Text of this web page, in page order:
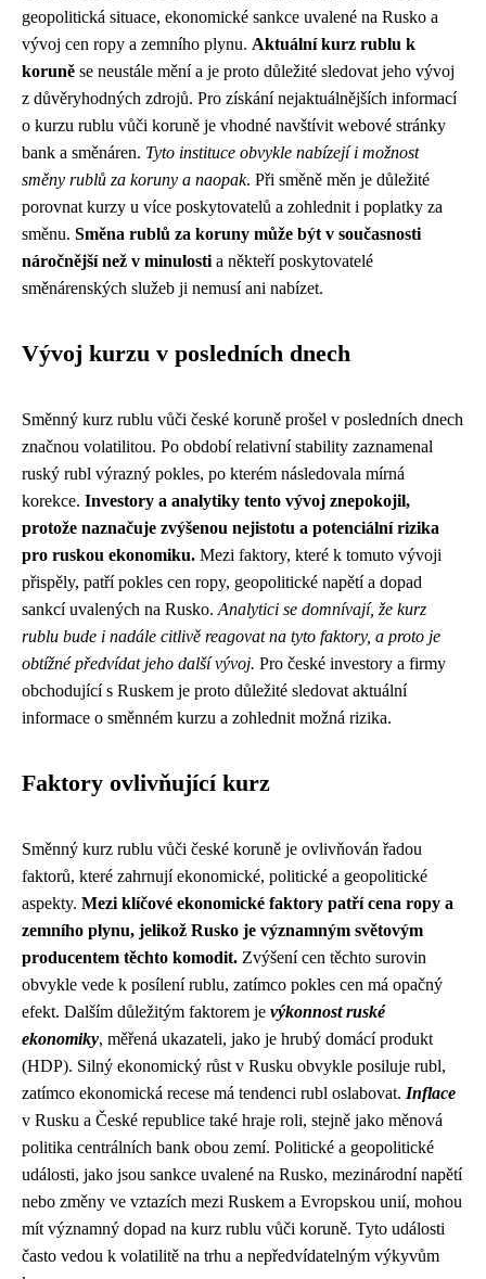
geopolitická situace, ekonomické sankce uvalené na Rusko a
vývoj cen ropy a zemního plynu. Aktuální kurz rublu k
koruně se neustále mění a je proto důležité sledovat jeho vývoj
z důvěryhodných zdrojů. Pro získání nejaktuálnějších informací
o kurzu rublu vůči koruně je vhodné navštívit webové stránky
bank a směnáren. Tyto instituce obvykle nabízejí i možnost
směny rublů za koruny a naopak. Při směně měn je důležité
porovnat kurzy u více poskytovatelů a zohlednit i poplatky za
směnu. Směna rublů za koruny může být v současnosti
náročnější než v minulosti a někteří poskytovatelé
směnárenských služeb ji nemusí ani nabízet.
Vývoj kurzu v posledních dnech
Směnný kurz rublu vůči české koruně prošel v posledních dnech
značnou volatilitou. Po období relativní stability zaznamenal
ruský rubl výrazný pokles, po kterém následovala mírná
korekce. Investory a analytiky tento vývoj znepokojil,
protože naznačuje zvýšenou nejistotu a potenciální rizika
pro ruskou ekonomiku. Mezi faktory, které k tomuto vývoji
přispěly, patří pokles cen ropy, geopolitické napětí a dopad
sankcí uvalených na Rusko. Analytici se domnívají, že kurz
rublu bude i nadále citlivě reagovat na tyto faktory, a proto je
obtížné předvídat jeho další vývoj. Pro české investory a firmy
obchodující s Ruskem je proto důležité sledovat aktuální
informace o směnném kurzu a zohlednit možná rizika.
Faktory ovlivňující kurz
Směnný kurz rublu vůči české koruně je ovlivňován řadou
faktorů, které zahrnují ekonomické, politické a geopolitické
aspekty. Mezi klíčové ekonomické faktory patří cena ropy a
zemního plynu, jelikož Rusko je významným světovým
producentem těchto komodit. Zvýšení cen těchto surovin
obvykle vede k posílení rublu, zatímco pokles cen má opačný
efekt. Dalším důležitým faktorem je výkonnost ruské
ekonomiky, měřená ukazateli, jako je hrubý domácí produkt
(HDP). Silný ekonomický růst v Rusku obvykle posiluje rubl,
zatímco ekonomická recese má tendenci rubl oslabovat. Inflace
v Rusku a České republice také hraje roli, stejně jako měnová
politika centrálních bank obou zemí. Politické a geopolitické
události, jako jsou sankce uvalené na Rusko, mezinárodní napětí
nebo změny ve vztazích mezi Ruskem a Evropskou unií, mohou
mít významný dopad na kurz rublu vůči koruně. Tyto události
často vedou k volatilitě na trhu a nepředvídatelným výkyvům